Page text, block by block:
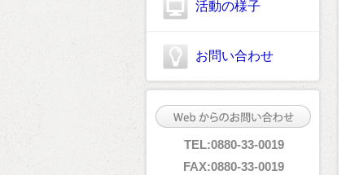
活動の様子
お問い合わせ
TEL:0880-33-0019
FAX:0880-33-0019